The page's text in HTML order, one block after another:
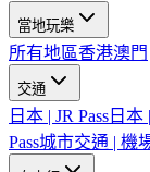
當地玩樂
所有地區香港澳門
交通
日本 | JR Pass 日本
Pass城市交通 | 機